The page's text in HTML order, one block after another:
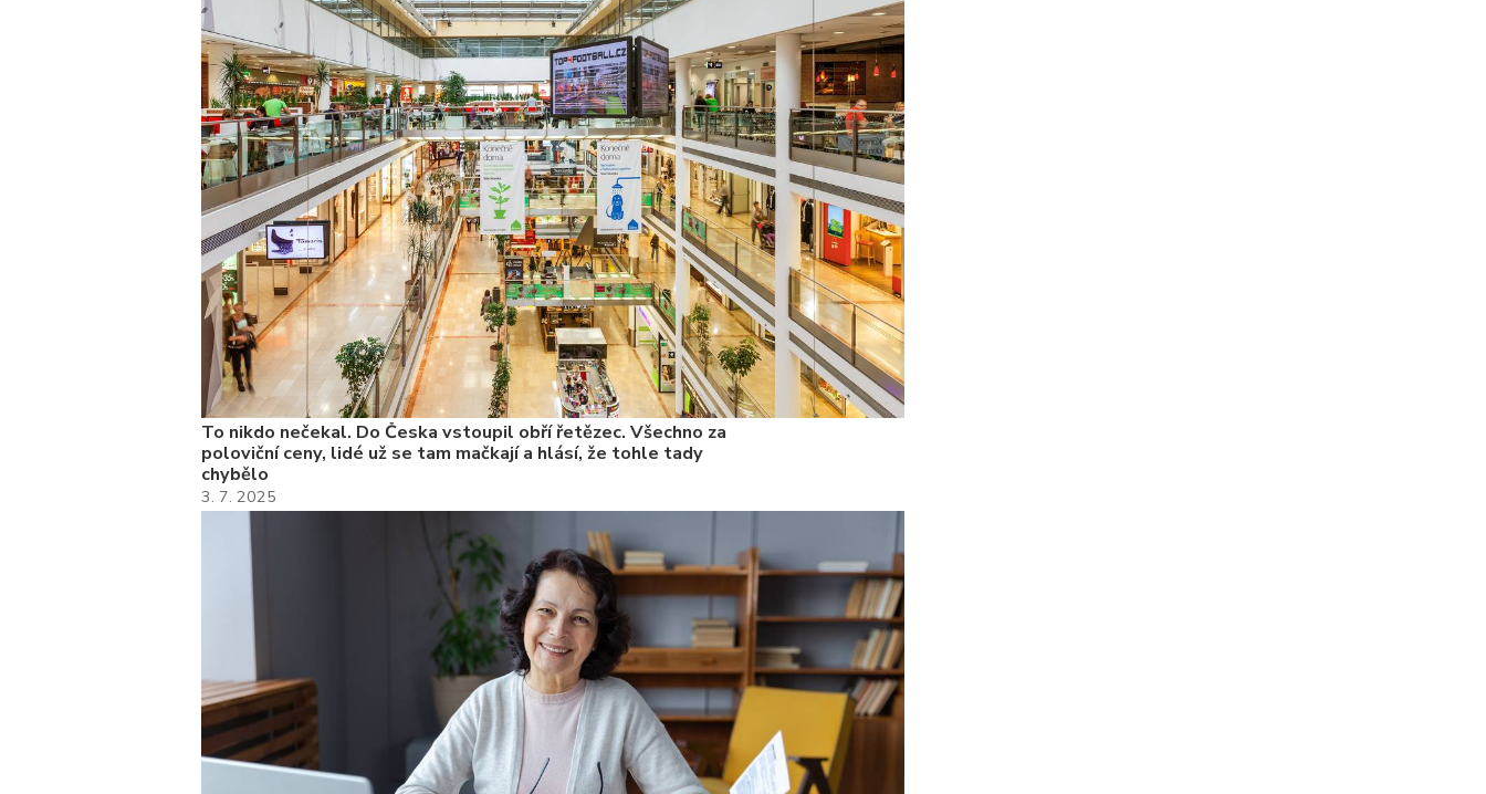
To nikdo nečekal. Do Česka vstoupil obří řetězec. Všechno za
poloviční ceny, lidé už se tam mačkají a hlásí, že tohle tady
chybělo
3. 7. 2025